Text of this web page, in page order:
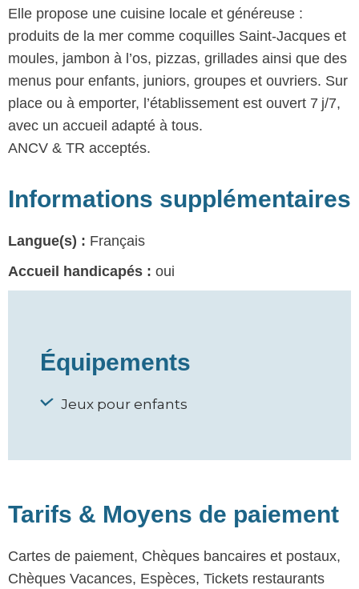
Elle propose une cuisine locale et généreuse :
produits de la mer comme coquilles Saint‑Jacques et
moules, jambon à l’os, pizzas, grillades ainsi que des
menus pour enfants, juniors, groupes et ouvriers. Sur
place ou à emporter, l’établissement est ouvert 7 j/7,
avec un accueil adapté à tous.
ANCV & TR acceptés.
Informations supplémentaires
Langue(s) : Français
Accueil handicapés : oui
Équipements
Jeux pour enfants
Tarifs & Moyens de paiement
Cartes de paiement, Chèques bancaires et postaux,
Chèques Vacances, Espèces, Tickets restaurants